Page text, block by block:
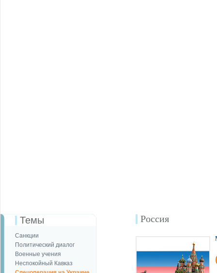
Темы
Санкции
Политический диалог
Военные учения
Неспокойный Кавказ
Россия